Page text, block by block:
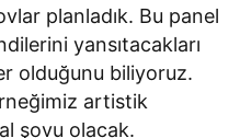
planladık. Bu panel
yansıtacakları
olduğunu biliyoruz.
artistik
şovu olacak.